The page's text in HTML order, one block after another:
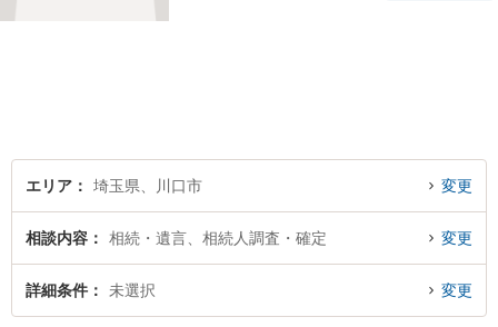
エリア 埼玉県、川口市 変更
相談内容 相続・遺言、相続人調査・確定 変更
詳細条件 未選択 変更